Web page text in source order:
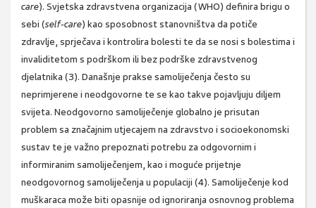
care). Svjetska zdravstvena organizacija (WHO) definira brigu o
sebi (self-care) kao sposobnost stanovništva da potiče
zdravlje, sprječava i kontrolira bolesti te da se nosi s bolestima i
invaliditetom s podrškom ili bez podrške zdravstvenog
djelatnika (3). Današnje prakse samoliječenja često su
neprimjerene i neodgovorne te se kao takve pojavljuju diljem
svijeta. Neodgovorno samoliječenje globalno je prisutan
problem sa značajnim utjecajem na zdravstvo i socioekonomski
sustav te je važno prepoznati potrebu za odgovornim i
informiranim samoliječenjem, kao i moguće prijetnje
neodgovornog samoliječenja u populaciji (4). Samoliječenje kod
muškaraca može biti opasnije od ignoriranja osnovnog problema